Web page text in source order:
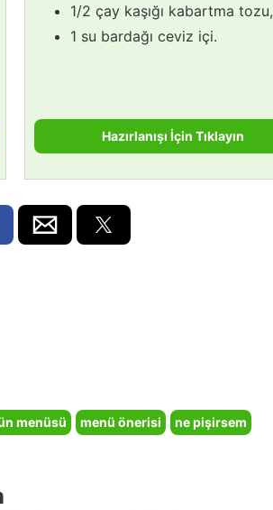
1/2 çay kaşığı kabartma tozu,
1 su bardağı ceviz içi.
Hazırlanışı İçin Tıklayın
menüsü menü önerisi
ne pişirsem